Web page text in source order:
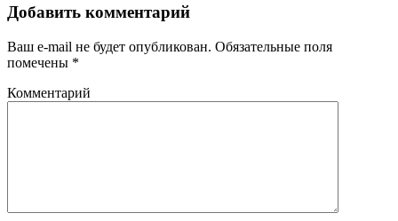
Добавить комментарий
Ваш e-mail не будет опубликован. Обязательные поля
помечены *
Комментарий